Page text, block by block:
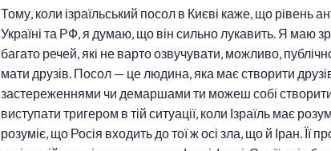
Тому, коли ізраїльський посол в Києві каже, що рівень
Україні та РФ, я думаю, що він сильно лукавить. Я маю
багато речей, які не варто озвучувати, можливо,
мати друзів. Посол — це людина, яка має створити
застереженнями чи демаршами ти можеш собі
виступати тригером в тій ситуації, коли Ізраїль має
розуміє, що Росія входить до тої ж осі зла, що й Іран.